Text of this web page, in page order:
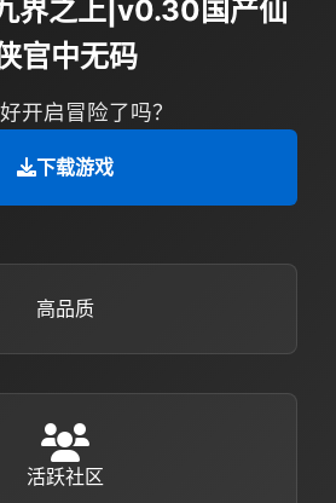
界之上|v0.30国产仙
官中无码
开启冒险了吗？
下载游戏
高品质
活跃社区